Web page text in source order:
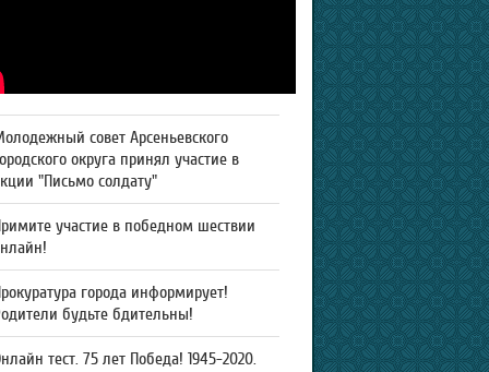
совет Арсеньевского
округа принял участие в
"Письмо солдату"
участие в победном шествии
города информирует!
будьте бдительны!
тест. 75 лет Победа! 1945-2020.